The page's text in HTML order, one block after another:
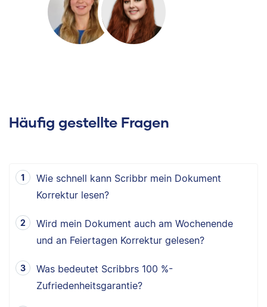
Häufig gestellte Fragen
Wie schnell kann Scribbr mein Dokument
Korrektur lesen?
Wird mein Dokument auch am Wochenende
und an Feiertagen Korrektur gelesen?
Was bedeutet Scribbrs 100 %-
Zufriedenheitsgarantie?